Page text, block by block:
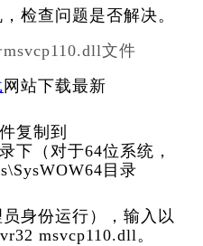
检查问题是否解决。
文件
网站下载最新
复制到
下（对于64位系统，
目录
身份运行），输入以
msvcp110.dll。